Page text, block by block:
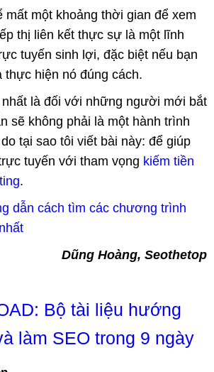
mất một khoảng thời gian để xem
thị liên kết thực sự là một lĩnh
tuyến sinh lợi, đặc biệt nếu bạn
thực hiện nó đúng cách.
là đối với những người mới bắt
sẽ không phải là một hành trình
tại sao tôi viết bài này: để giúp
tuyến với tham vọng kiếm tiền
.
dẫn cách tìm các chương trình
Dũng Hoàng, Seothetop
Bộ tài liệu hướng
làm SEO trong 9 ngày